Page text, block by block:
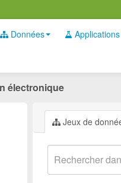
Données Applications
électronique
Jeux de